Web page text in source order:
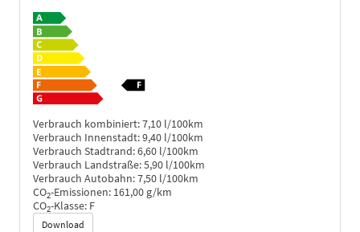
Verbrauch kombiniert:7,10 l/100km
Verbrauch Innenstadt:9,40 l/100km
Verbrauch Stadtrand:6,60 l/100km
Verbrauch Landstraße:5,90 l/100km
Verbrauch Autobahn:7,50 l/100km
CO2-Emissionen: 161,00 g/km
CO2-Klasse: F
Download